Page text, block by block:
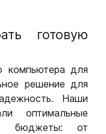
готовую
компьютера для
решение для
Наши
оптимальные
бюджеты: от